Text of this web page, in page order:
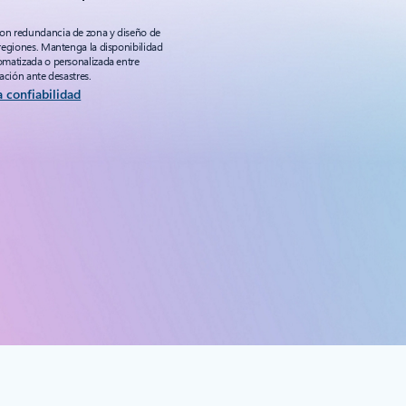
redundancia de zona y diseño de
Mantenga la disponibilidad
o personalizada entre
ante desastres.
confiabilidad